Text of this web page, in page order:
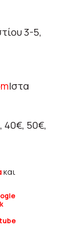
3-5,
|στα
40€, 50€,
και